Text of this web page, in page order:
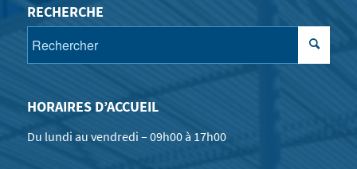
RECHERCHE
HORAIRES D’ACCUEIL
Du lundi au vendredi – 09h00 à 17h00